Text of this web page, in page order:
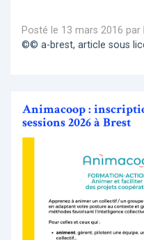
Posté le 13 mars 2016 par
©© a-brest, article sous
Animacoop :
sessions 2026 à Brest